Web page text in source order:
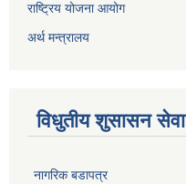
राष्ट्रिय योजना आयोग
अर्थ मन्त्रालय
विधुतीय शुसासन सेवा
नागरिक बडापत्र